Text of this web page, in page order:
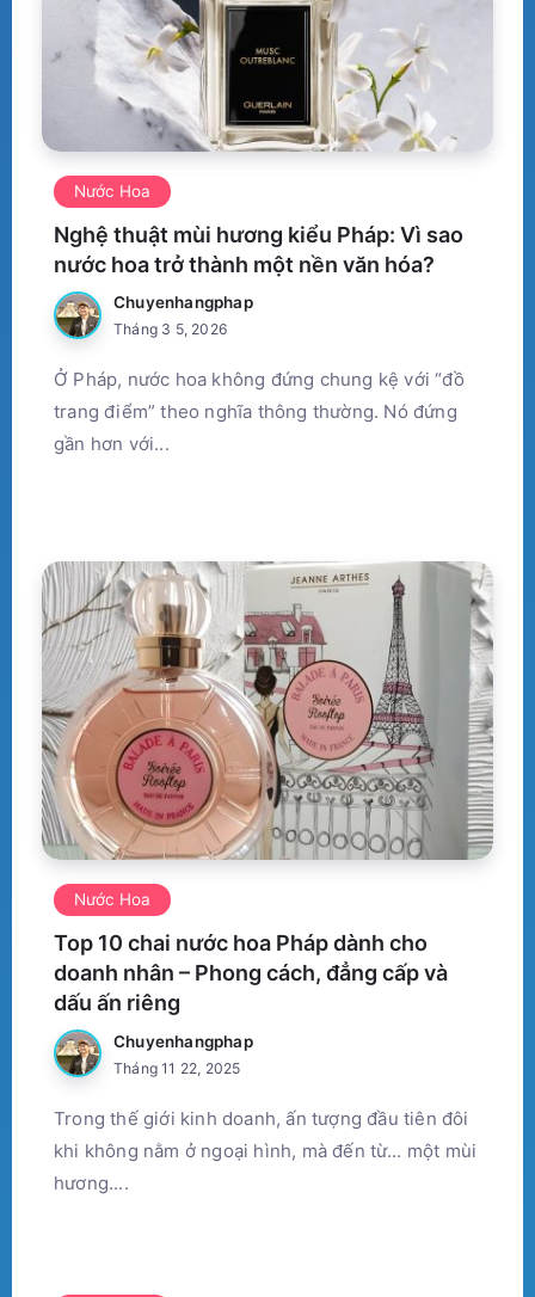
Nước Hoa
Nghệ thuật mùi hương kiểu Pháp: Vì sao
nước hoa trở thành một nền văn hóa?
Chuyenhangphap
Tháng 3 5, 2026
Ở Pháp, nước hoa không đứng chung kệ với “đồ
trang điểm” theo nghĩa thông thường. Nó đứng
gần hơn với...
Nước Hoa
Top 10 chai nước hoa Pháp dành cho
doanh nhân – Phong cách, đẳng cấp và
dấu ấn riêng
Chuyenhangphap
Tháng 11 22, 2025
Trong thế giới kinh doanh, ấn tượng đầu tiên đôi
khi không nằm ở ngoại hình, mà đến từ… một mùi
hương....